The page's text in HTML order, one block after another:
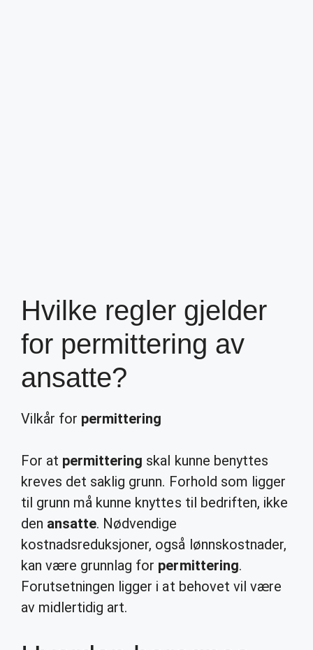
Hvilke regler gjelder
for permittering av
ansatte?
Vilkår for permittering
For at permittering skal kunne benyttes
kreves det saklig grunn. Forhold som ligger
til grunn må kunne knyttes til bedriften, ikke
den ansatte. Nødvendige
kostnadsreduksjoner, også lønnskostnader,
kan være grunnlag for permittering.
Forutsetningen ligger i at behovet vil være
av midlertidig art.